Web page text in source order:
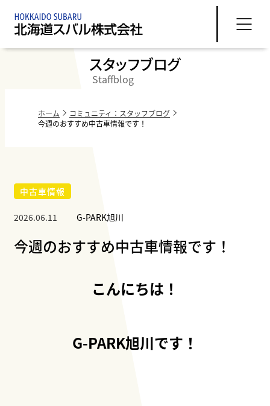
スタッフブログ
Staffblog
ホーム
コミュニティ：スタッフブログ
今週のおすすめ中古車情報です！
中古車情報
2026.06.11 G-PARK旭川
今週のおすすめ中古車情報です！
こんにちは！
G-PARK旭川です！